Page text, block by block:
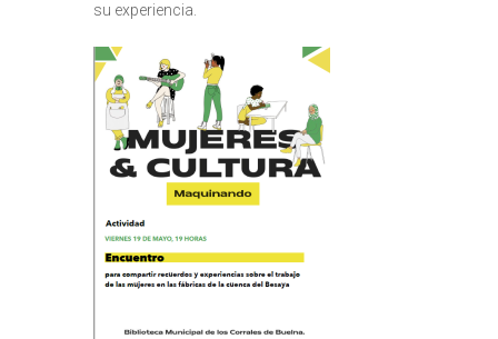
su experiencia.